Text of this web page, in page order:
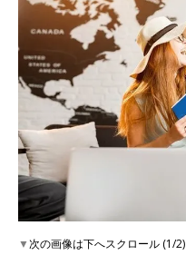
▼次の画像は下へスクロール (1/2)